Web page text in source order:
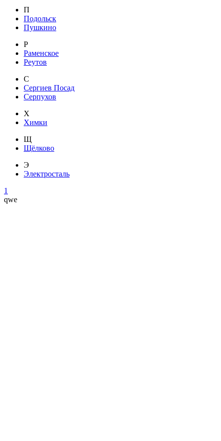
П
Подольск
Пушкино
Р
Раменское
Реутов
С
Сергиев Посад
Серпухов
Х
Химки
Щ
Щёлково
Э
Электросталь
1
qwe